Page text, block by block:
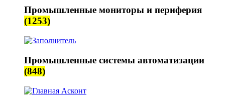
Промышленные мониторы и периферия
(1253)
Промышленные системы автоматизации
(848)